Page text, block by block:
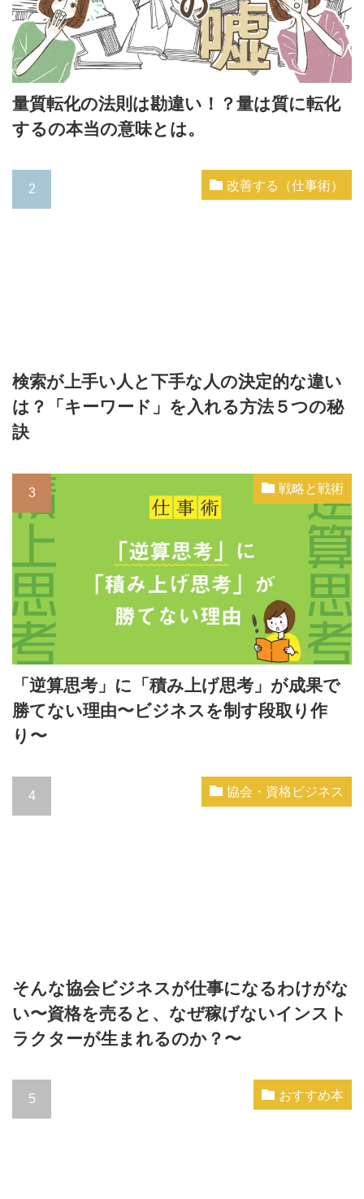
量質転化の法則は勘違い！？量は質に転化
するの本当の意味とは。
改善する（仕事術）
検索が上手い人と下手な人の決定的な違い
は？「キーワード」を入れる方法５つの秘
訣
戦略と戦術
「逆算思考」に「積み上げ思考」が成果で
勝てない理由〜ビジネスを制す段取り作
り〜
協会・資格ビジネス
そんな協会ビジネスが仕事になるわけがな
い〜資格を売ると、なぜ稼げないインスト
ラクターが生まれるのか？〜
おすすめ本